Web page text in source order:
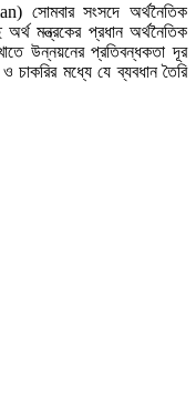
সোমবার সংসদে অর্থনৈতিক
মন্ত্রকের প্রধান অর্থনৈতিক
উন্নয়নের প্রতিবন্ধকতা দূর
মধ্যে যে ব্যবধান তৈরি